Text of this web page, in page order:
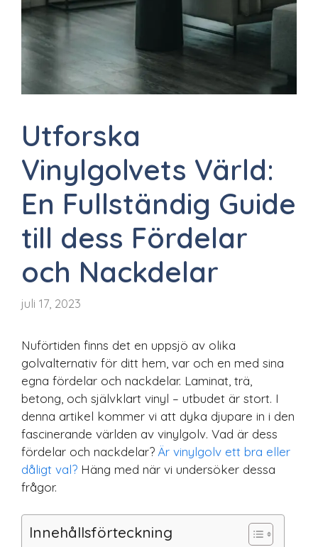
Utforska
Vinylgolvets Värld:
En Fullständig Guide
till dess Fördelar
och Nackdelar
juli 17, 2023
Nuförtiden finns det en uppsjö av olika
golvalternativ för ditt hem, var och en med sina
egna fördelar och nackdelar. Laminat, trä,
betong, och självklart vinyl – utbudet är stort. I
denna artikel kommer vi att dyka djupare in i den
fascinerande världen av vinylgolv. Vad är dess
fördelar och nackdelar? Är vinylgolv ett bra eller
dåligt val? Häng med när vi undersöker dessa
frågor.
Innehållsförteckning